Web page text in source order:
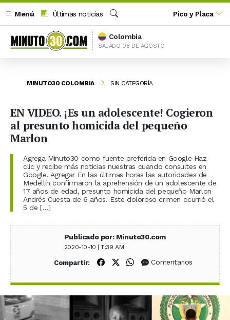
Menú
Últimas noticias
Buscar
Pico y Placa
Colombia
SÁBADO 08 DE AGOSTO
MINUTO30 COLOMBIA SIN CATEGORÍA
EN VIDEO. ¡Es un adolescente! Cogieron
al presunto homicida del pequeño
Marlon
Agrega Minuto30 como fuente preferida en Google Haz
clic y recibe más noticias nuestras cuando consultes en
Google. Agregar En las últimas horas las autoridades de
Medellín confirmaron la aprehensión de un adolescente de
17 años de edad, presunto homicida del pequeño Marlon
Andrés Cuesta de 6 años. Este doloroso crimen ocurrió el
5 de […]
Publicado por: Minuto30.com
2020-10-10 | 11:39 AM
Compartir: Compartir en Facebook
Compartir en X (Twitter)
Compartir en WhatsApp
Comentarios